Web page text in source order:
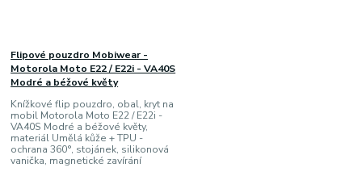
Flipové pouzdro Mobiwear -
Motorola Moto E22 / E22i - VA40S
Modré a béžové květy
Knížkové flip pouzdro, obal, kryt na
mobil Motorola Moto E22 / E22i -
VA40S Modré a béžové květy,
materiál Umělá kůže + TPU -
ochrana 360°, stojánek, silikonová
vanička, magnetické zavírání